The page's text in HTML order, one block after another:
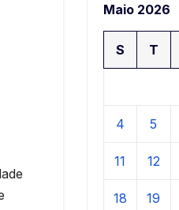
Maio 2026
S T
4 5
11 12
18 19